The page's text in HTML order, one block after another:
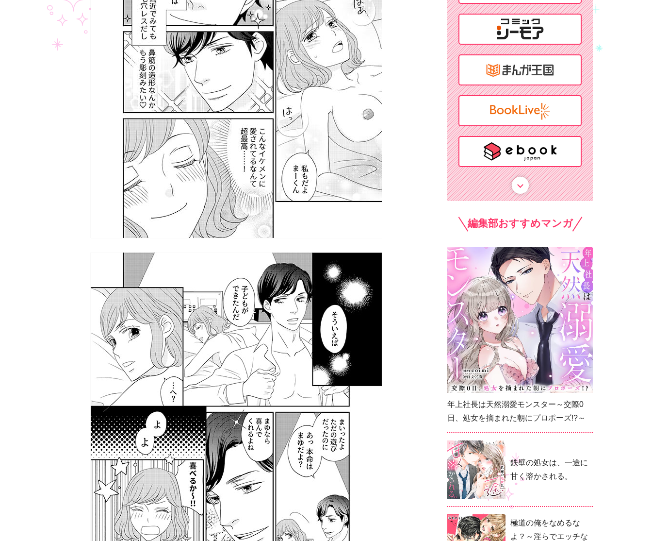
編集部おすすめマンガ
年上社長は天然溺愛モンスター～交際0
日、処女を摘まれた朝にプロポーズ!?～
鉄壁の処女は、一途に
甘く溶かされる。
極道の俺をなめるな
よ？～淫らでエッチな